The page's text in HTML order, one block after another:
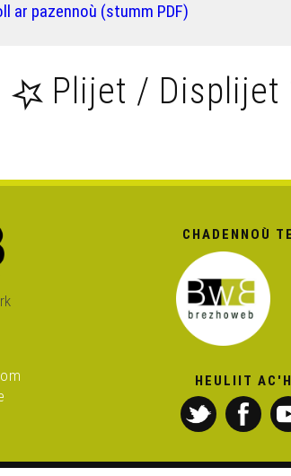
ar pazennoù (stumm PDF)
Plijet / Displijet
CHADENNOÙ
HEULIIT